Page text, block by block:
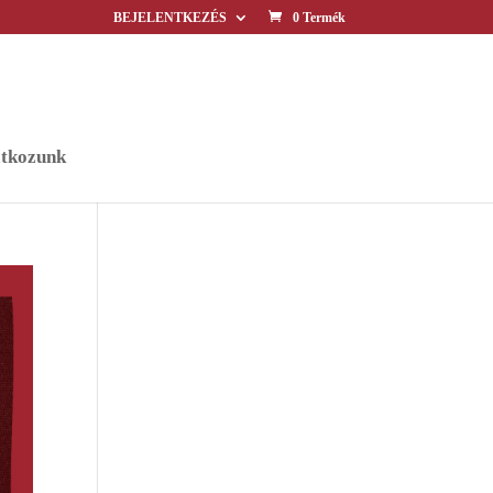
BEJELENTKEZÉS 0 Termék